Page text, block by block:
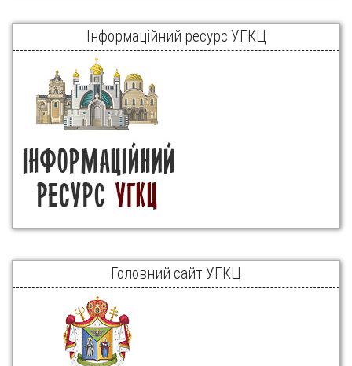
Інформаційний ресурс УГКЦ
Головний сайт УГКЦ